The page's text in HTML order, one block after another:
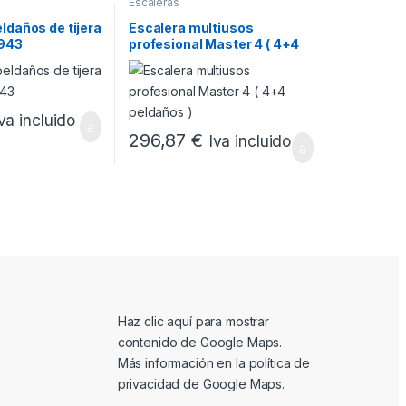
de tijera
incluido
Escalera multiusos
profesional Master 4 ( 4+4
peldaños )
296,87€ Iva incluido
Mostrar contenido de Google Maps
Haz clic aquí para mostrar
contenido de Google Maps.
Más información en la política de
privacidad de Google Maps.